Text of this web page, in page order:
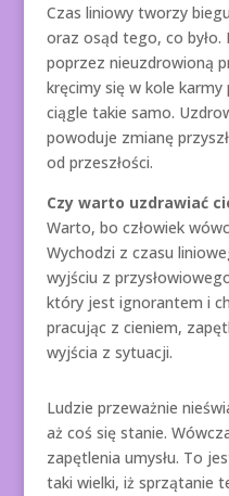
Czas liniowy tworzy
oraz osąd tego, co było.
poprzez nieuzdrowioną
kręcimy się w kole
ciągle takie samo.
powoduje zmianę
od przeszłości.
Czy warto uzdrawiać
Warto, bo człowiek
Wychodzi z czasu
wyjściu z
który jest ignorantem i
pracując z cieniem,
wyjścia z sytuacji.
Ludzie przeważnie
aż coś się stanie.
zapętlenia umysłu. To
taki wielki, iż sprzątanie